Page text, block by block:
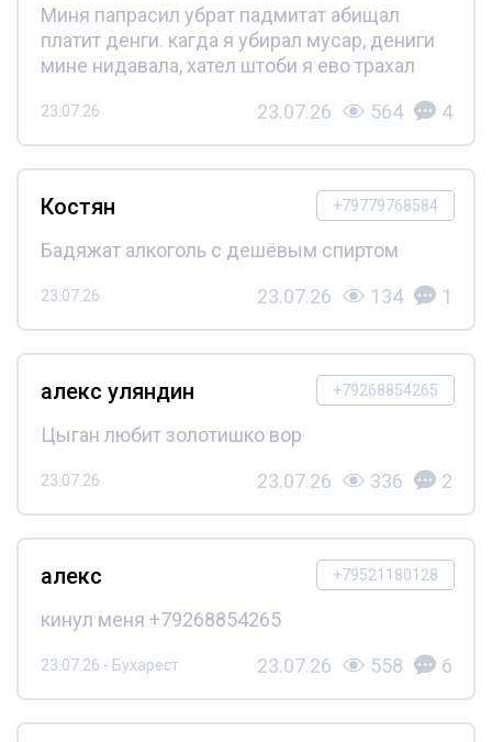
Миня папрасил убрат падмитат абищал
платит денги. кагда я убирал мусар, дениги
мине нидавала, хател штоби я ево трахал
23.07.26 23.07.26 564 4
+79779768584
Костян
Бадяжат алкоголь с дешёвым спиртом
23.07.26 23.07.26 134 1
+79268854265
алекс уляндин
Цыган любит золотишко вор
23.07.26 23.07.26 336 2
+79521180128
алекс
кинул меня +79268854265
23.07.26 - Бухарест 23.07.26 558 6